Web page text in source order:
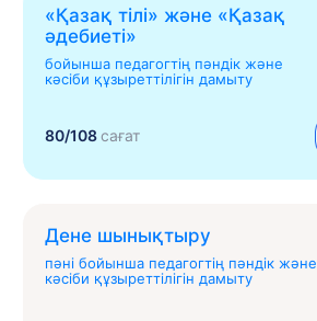
«Қазақ тілі» жəне «Қазақ
əдебиеті»
бойынша педагогтің пәндік және
кәсіби құзыреттілігін дамыту
80/108сағат
Дене шынықтыру
пәні бойынша педагогтің пәндік және
кәсіби құзыреттілігін дамыту